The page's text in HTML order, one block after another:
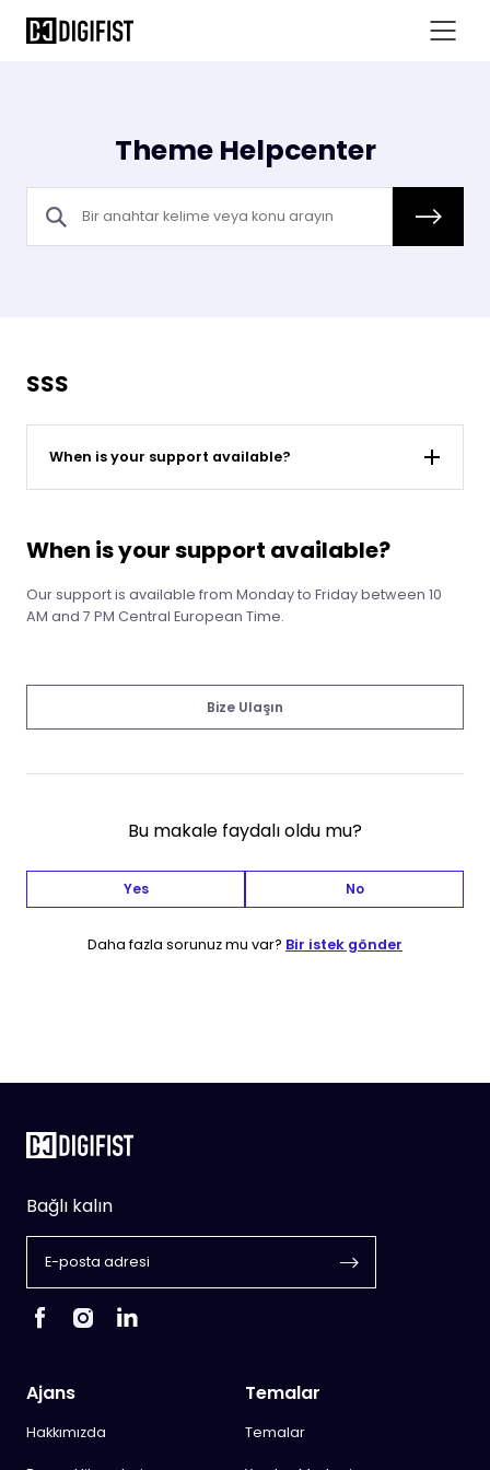
Theme Helpcenter
SSS
When is your support available?
When is your support available?
Our support is available from Monday to Friday between 10
AM and 7 PM Central European Time.
Bize Ulaşın
Bu makale faydalı oldu mu?
Yes No
Daha fazla sorunuz mu var? Bir istek gönder
Bağlı kalın
Ajans
Hakkımızda
Temalar
Temalar